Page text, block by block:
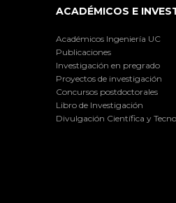
ACADÉMICOS E
Académicos Ingeniería UC
Publicaciones
Investigación en pregrado
Proyectos de investigación
Concursos postdoctorales
Libro de Investigación
Divulgación Científica y